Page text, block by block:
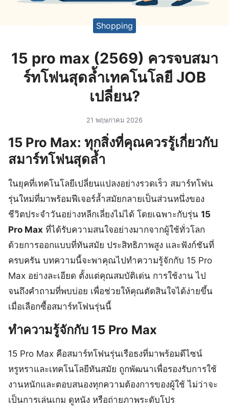
Shopping
15 pro max (2569) ควรจบสมา
ร์ทโฟนสุดล้ำเทคโนโลยี JOB
เปลี่ยน?
21 พฤษภาคม 2026
15 Pro Max: ทุกสิ่งที่คุณควรรู้เกี่ยวกับ
สมาร์ทโฟนสุดล้ำ
ในยุคที่เทคโนโลยีเปลี่ยนแปลงอย่างรวดเร็ว สมาร์ทโฟน
รุ่นใหม่ที่มาพร้อมฟีเจอร์ล้ำสมัยกลายเป็นส่วนหนึ่งของ
ชีวิตประจำวันอย่างหลีกเลี่ยงไม่ได้ โดยเฉพาะกับรุ่น 15
Pro Max ที่ได้รับความสนใจอย่างมากจากผู้ใช้ทั่วโลก
ด้วยการออกแบบที่ทันสมัย ประสิทธิภาพสูง และฟังก์ชันที่
ครบครัน บทความนี้จะพาคุณไปทำความรู้จักกับ 15 Pro
Max อย่างละเอียด ตั้งแต่คุณสมบัติเด่น การใช้งาน ไป
จนถึงคำถามที่พบบ่อย เพื่อช่วยให้คุณตัดสินใจได้ง่ายขึ้น
เมื่อเลือกซื้อสมาร์ทโฟนรุ่นนี้
ทำความรู้จักกับ 15 Pro Max
15 Pro Max คือสมาร์ทโฟนรุ่นเรือธงที่มาพร้อมดีไซน์
หรูหราและเทคโนโลยีทันสมัย ถูกพัฒนาเพื่อรองรับการใช้
งานหนักและตอบสนองทุกความต้องการของผู้ใช้ ไม่ว่าจะ
เป็นการเล่นเกม ดูหนัง หรือถ่ายภาพระดับโปร